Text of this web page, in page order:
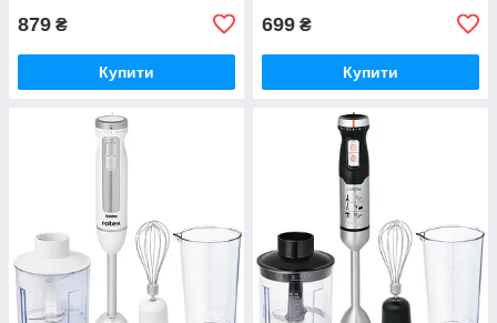
879 ₴
Купити
699 ₴
Купити